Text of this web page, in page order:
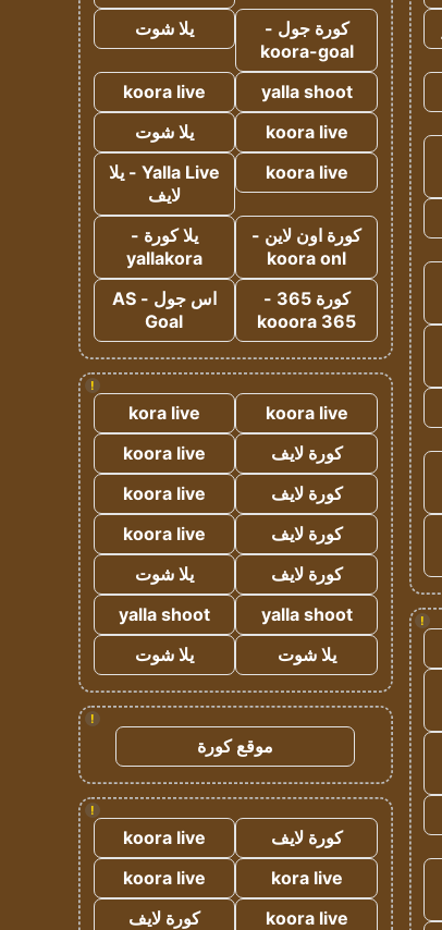
!
كورة جول -
koora-goal
يلا شوت
yalla shoot
koora live
koora live
يلا شوت
koora live
Yalla Live - يلا
لايف
كورة اون لاين -
koora onl
يلا كورة -
yallakora
كورة 365 -
kooora 365
اس جول - AS
Goal
!
koora live
kora live
كورة لايف
koora live
كورة لايف
koora live
كورة لايف
koora live
كورة لايف
يلا شوت
yalla shoot
yalla shoot
يلا شوت
يلا شوت
!
موقع كورة
!
كورة لايف
koora live
kora live
koora live
koora live
كورة لايف